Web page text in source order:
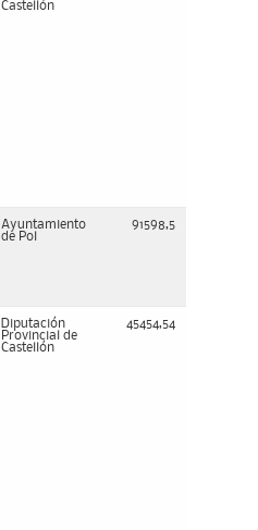
Castellón
Ayuntamiento
de Pol
91598,5
Diputación
Provincial de
Castellón
45454,54